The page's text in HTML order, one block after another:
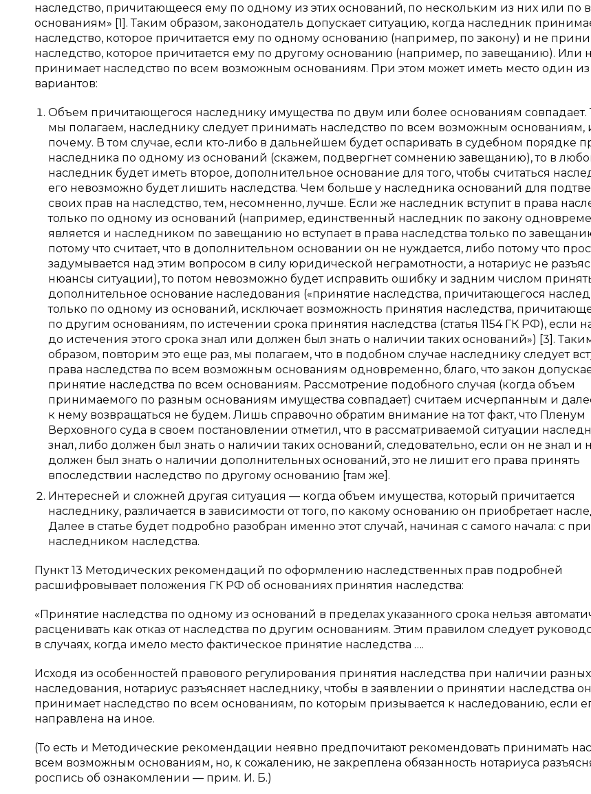
наследство, причитающееся ему по одному из этих оснований, по нескольким из них или по
основаниям» [1]. Таким образом, законодатель допускает ситуацию, когда наследник
наследство, которое причитается ему по одному основанию (например, по закону) и не
наследство, которое причитается ему по другому основанию (например, по завещанию). Или
принимает наследство по всем возможным основаниям. При этом может иметь место один из
вариантов:
Объем причитающегося наследнику имущества по двум или более основаниям совпадает.
мы полагаем, наследнику следует принимать наследство по всем возможным основаниям,
почему. В том случае, если кто-либо в дальнейшем будет оспаривать в судебном порядке
наследника по одному из оснований (скажем, подвергнет сомнению завещанию), то в
наследник будет иметь второе, дополнительное основание для того, чтобы считаться
его невозможно будет лишить наследства. Чем больше у наследника оснований для
своих прав на наследство, тем, несомненно, лучше. Если же наследник вступит в права
только по одному из оснований (например, единственный наследник по закону
является и наследником по завещанию но вступает в права наследства только по
потому что считает, что в дополнительном основании он не нуждается, либо потому что
задумывается над этим вопросом в силу юридической неграмотности, а нотариус не
нюансы ситуации), то потом невозможно будет исправить ошибку и задним числом
дополнительное основание наследования («принятие наследства, причитающегося
только по одному из оснований, исключает возможность принятия наследства,
по другим основаниям, по истечении срока принятия наследства (статья 1154 ГК РФ), если
до истечения этого срока знал или должен был знать о наличии таких оснований») [3].
образом, повторим это еще раз, мы полагаем, что в подобном случае наследнику следует
права наследства по всем возможным основаниям одновременно, благо, что закон
принятие наследства по всем основаниям. Рассмотрение подобного случая (когда объем
принимаемого по разным основаниям имущества совпадает) считаем исчерпанным и
к нему возвращаться не будем. Лишь справочно обратим внимание на тот факт, что Пленум
Верховного суда в своем постановлении отметил, что в рассматриваемой ситуации
знал, либо должен был знать о наличии таких оснований, следовательно, если он не знал и
должен был знать о наличии дополнительных оснований, это не лишит его права принять
впоследствии наследство по другому основанию [там же].
Интересней и сложней другая ситуация — когда объем имущества, который причитается
наследнику, различается в зависимости от того, по какому основанию он приобретает
Далее в статье будет подробно разобран именно этот случай, начиная с самого начала: с
наследником наследства.
Пункт 13 Методических рекомендаций по оформлению наследственных прав подробней
расшифровывает положения ГК РФ об основаниях принятия наследства:
«Принятие наследства по одному из оснований в пределах указанного срока нельзя
расценивать как отказ от наследства по другим основаниям. Этим правилом следует
в случаях, когда имело место фактическое принятие наследства ….
Исходя из особенностей правового регулирования принятия наследства при наличии
наследования, нотариус разъясняет наследнику, чтобы в заявлении о принятии наследства он
принимает наследство по всем основаниям, по которым призывается к наследованию, если
направлена на иное.
(То есть и Методические рекомендации неявно предпочитают рекомендовать принимать
всем возможным основаниям, но, к сожалению, не закреплена обязанность нотариуса
роспись об ознакомлении — прим. И. Б.)